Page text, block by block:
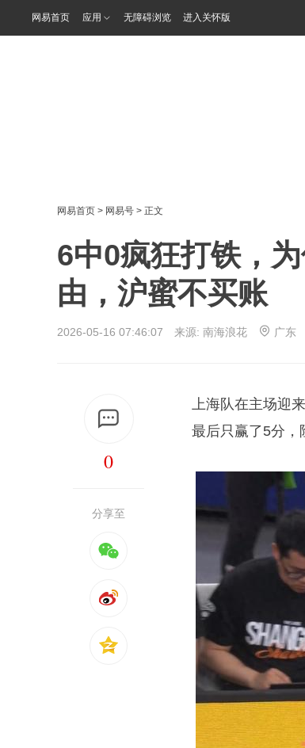
网易首页 应用 无障碍浏览 进入关怀版
网易首页 > 网易号 > 正文
6中0疯狂打铁，
由，沪蜜不买账
2026-05-16 07:46:07 来源: 南海浪花 广东
0
分享至
上海队在主场迎
最后只赢了5分，